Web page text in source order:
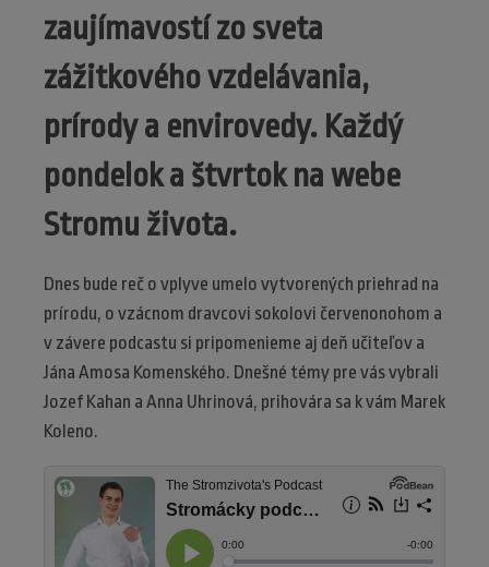
zaujímavostí zo sveta
zážitkového vzdelávania,
prírody a envirovedy. Každý
pondelok a štvrtok na webe
Stromu života.
Dnes bude reč o vplyve umelo vytvorených priehrad na
prírodu, o vzácnom dravcovi sokolovi červenonohom a
v závere podcastu si pripomenieme aj deň učiteľov a
Jána Amosa Komenského. Dnešné témy pre vás vybrali
Jozef Kahan a Anna Uhrinová, prihovára sa k vám Marek
Koleno.